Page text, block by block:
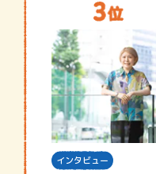
インタビュー